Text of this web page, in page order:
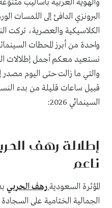
والهوية العربية بأساليب
البرونزي الدافئ إلى اللمسات
الكلاسيكية والعصرية، تركت
واحدة من أبرز المحطات
والتي ما زالت حتى اليوم
قبيل ساعات قليلة من بدء
السينمائي 2026:
إطلالة رهف
ناعم
المؤثرة السعوديةرهف الحربي
الجمالية الختامية على